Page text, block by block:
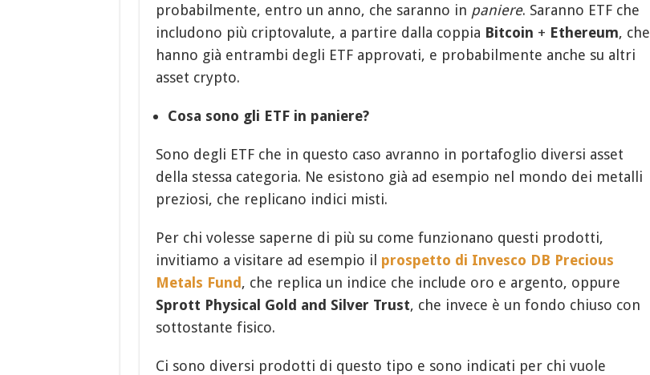
probabilmente, entro un anno, che saranno in paniere. Saranno ETF che
includono più criptovalute, a partire dalla coppia Bitcoin + Ethereum, che
hanno già entrambi degli ETF approvati, e probabilmente anche su altri
asset crypto.
Cosa sono gli ETF in paniere?
Sono degli ETF che in questo caso avranno in portafoglio diversi asset
della stessa categoria. Ne esistono già ad esempio nel mondo dei metalli
preziosi, che replicano indici misti.
Per chi volesse saperne di più su come funzionano questi prodotti,
invitiamo a visitare ad esempio il prospetto di Invesco DB Precious
Metals Fund, che replica un indice che include oro e argento, oppure
Sprott Physical Gold and Silver Trust, che invece è un fondo chiuso con
sottostante fisico.
Ci sono diversi prodotti di questo tipo e sono indicati per chi vuole